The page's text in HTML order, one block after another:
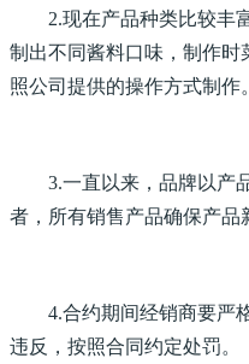
2.现在产品种类比较丰
制出不同酱料口味，制作
照公司提供的操作方式制作。
3.一直以来，品牌以产
者，所有销售产品确保产品
4.合约期间经销商要严
违反，按照合同约定处罚。